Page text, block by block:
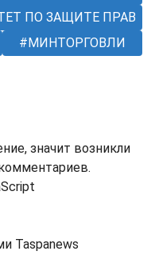
ПО ЗАЩИТЕ ПРАВ
МИНТОРГОВЛИ
значит возникли
Taspanews